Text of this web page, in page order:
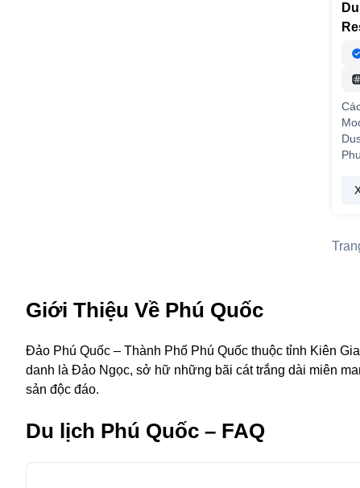
Giới Thiệu Về Phú Quốc
Đảo Phú Quốc – Thành Phố Phú Quốc thuộc tỉnh Kiên
danh là Đảo Ngọc, sở hữ những bãi cát trắng dài miên
sản độc đáo.
Du lịch Phú Quốc – FAQ